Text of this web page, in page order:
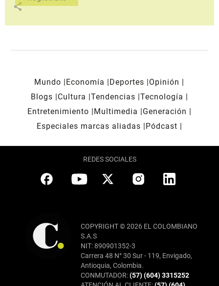
share
Mundo Economía Deportes
Opinión
Blogs
Cultura Tendencias Tecnología
Entretenimiento
Multimedia
Generación
Especiales marcas aliadas
Pódcast
REDES SOCIALES
COPYRIGHT © 2026 EL COLOMBIANO
S.A.S
NIT: 890901352-3
Carrera 48 N° 30 Sur - 119, Envigado,
Antioquia, Colombia.
CONMUTADOR:(57) (604) 3315252